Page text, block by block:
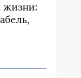
жизни: